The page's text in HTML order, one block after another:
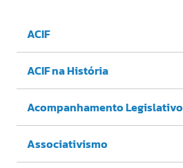
ACIF
ACIF na História
Acompanhamento Legislativo
Associativismo